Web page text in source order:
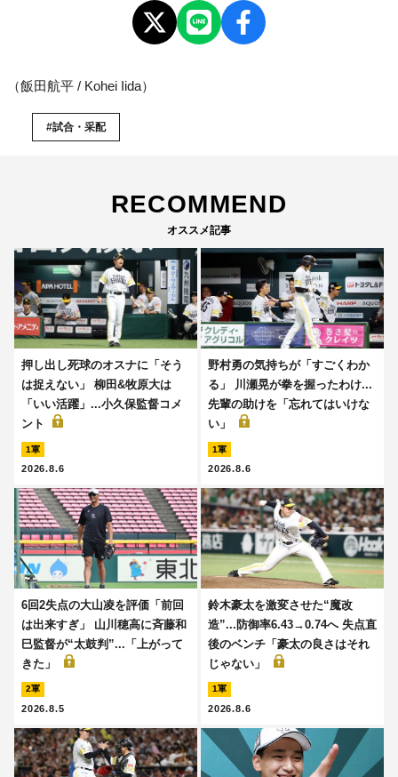
（飯田航平 / Kohei Iida）
#試合・采配
RECOMMEND
オススメ記事
押し出し死球のオスナに「そう
は捉えない」 柳田&牧原大は
「いい活躍」...小久保監督コメ
ント
1軍
2026.8.6
野村勇の気持ちが「すごくわか
る」 川瀬晃が拳を握ったわけ...
先輩の助けを「忘れてはいけな
い」
1軍
2026.8.6
6回2失点の大山凌を評価「前回
は出来すぎ」 山川穂高に斉藤和
巳監督が“太鼓判”...「上がって
きた」
2軍
2026.8.5
鈴木豪太を激変させた“魔改
造”...防御率6.43→0.74へ 失点直
後のベンチ「豪太の良さはそれ
じゃない」
1軍
2026.8.6